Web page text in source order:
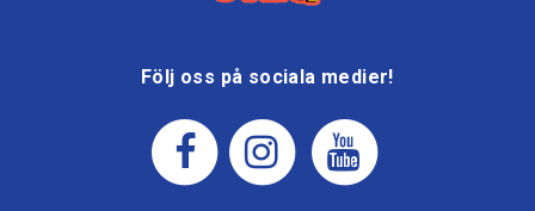
Följ oss på sociala medier!